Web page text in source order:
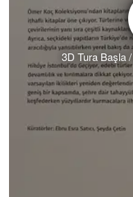
3D Tura Başla